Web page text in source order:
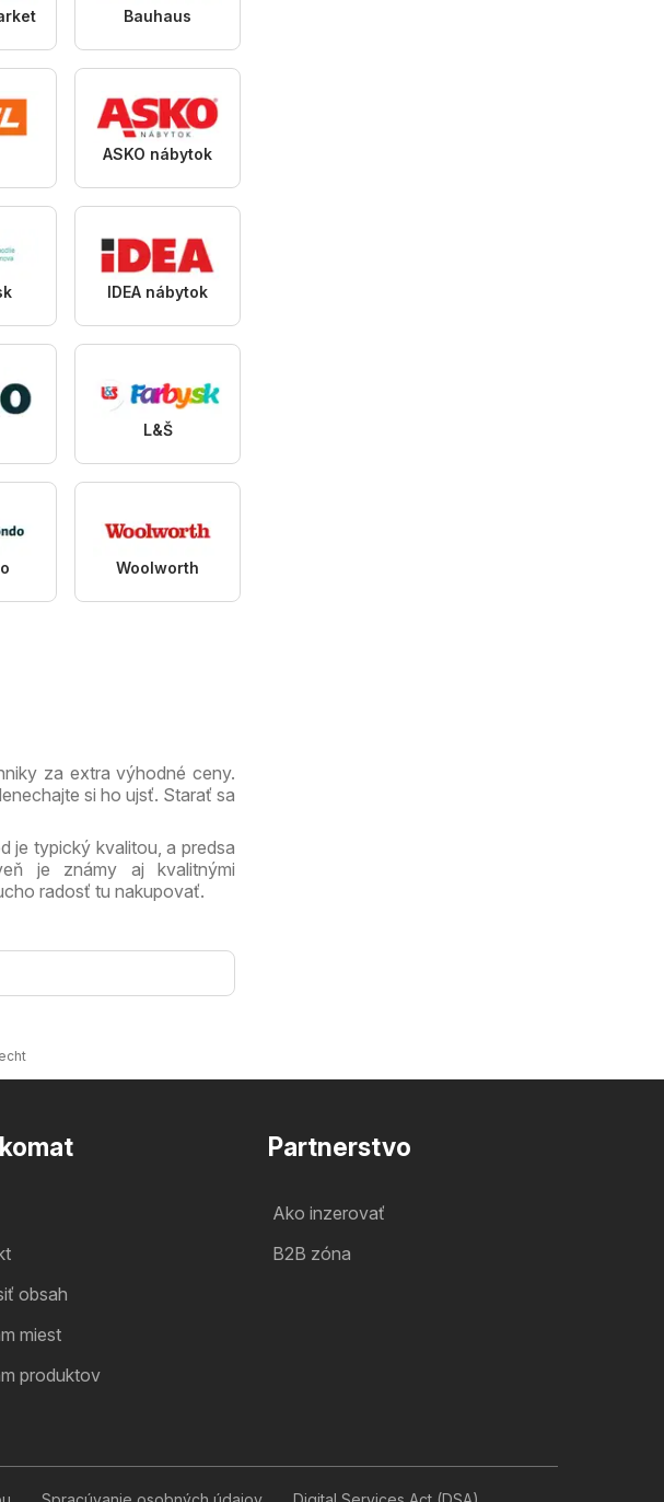
Bauhaus
ASKO nábytok
IDEA nábytok
L&Š
Woolworth
za extra výhodné ceny.
si ho ujsť. Starať sa
je typický kvalitou, a predsa
je známy aj kvalitnými
radosť tu nakupovať.
obsah
miest
produktov
Partnerstvo
Ako inzerovať
B2B zóna